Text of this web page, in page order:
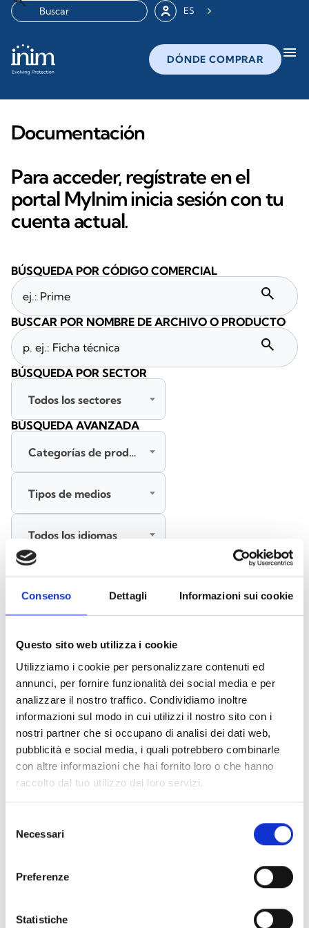
Consenso Dettagli Informazioni sui cookie
Questo sito web utilizza i cookie
Utilizziamo i cookie per personalizzare contenuti ed
annunci, per fornire funzionalità dei social media e per
analizzare il nostro traffico. Condividiamo inoltre
informazioni sul modo in cui utilizzi il nostro sito con i
nostri partner che si occupano di analisi dei dati web,
pubblicità e social media, i quali potrebbero combinarle
con altre informazioni che hai fornito loro o che hanno
raccolto dal tuo utilizzo dei loro servizi.
delNecessari
Preferenze
Statistiche
ES
DÓNDE COMPRAR menu
Documentación
Para acceder, regístrate en el
portal MyInim inicia sesión con tu
cuenta actual.
Accesorios bases EB00 - Materiales(47)
Accesorios para la prueba de detectores - Materiales
Accesorios para detectores Enea - Materiales (35)
Accesorios Senseware
Accesorios de la serie Industrial (17)
Seleccionar todo
Inicia sesión antes de descargar los contenidos con el
iconolock
BÚSQUEDA POR CÓDIGO COMERCIAL
search
BUSCAR POR NOMBRE DE ARCHIVO O PRODUCTO
search
BÚSQUEDA POR SECTOR
Todos los sectores
BÚSQUEDA AVANZADA
Categorías de productos
Tipos de medios
Todos los idiomas
BUSCAR
BORRAR FILTROS